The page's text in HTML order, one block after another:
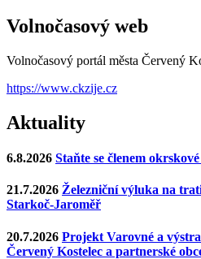
Volnočasový web
Volnočasový portál města Červený
https://www.ckzije.cz
Aktuality
6.8.2026 Staňte se členem
21.7.2026 Železniční výluka na
Starkoč-Jaroměř
20.7.2026 Projekt Varovné a
Červený Kostelec a partnerské